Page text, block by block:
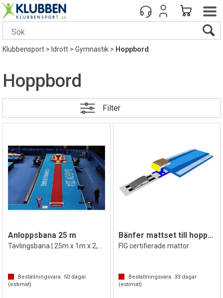
Klubbensport> Idrott>Gymnastik> Hoppbord
Hoppbord
Filter
Anloppsbana 25 m
Beställningsvara. 50 dagar
(estimat)
Bänfer mattset till hoppbord
FIG certifierade mattor
Beställningsvara. 33dagar
(estimat)